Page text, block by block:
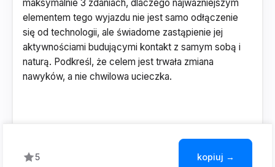
maksymalnie 3 zdaniach, dlaczego najważniejszym
elementem tego wyjazdu nie jest samo odłączenie
się od technologii, ale świadome zastąpienie jej
aktywnościami budującymi kontakt z samym sobą i
naturą. Podkreśl, że celem jest trwała zmiana
nawyków, a nie chwilowa ucieczka.
5 kopiuj →